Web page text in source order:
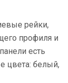
рейки,
профиля и
есть
цвета: белый,